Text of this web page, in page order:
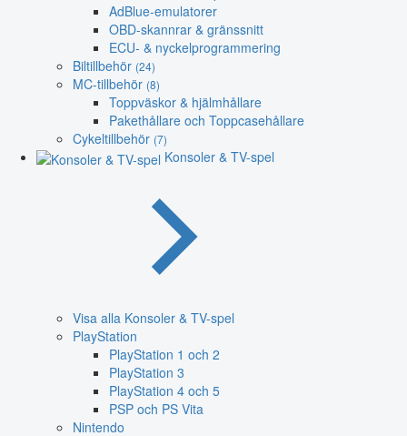
AdBlue-emulatorer
OBD-skannrar & gränssnitt
ECU- & nyckelprogrammering
Biltillbehör (24)
MC-tillbehör (8)
Toppväskor & hjälmhållare
Pakethållare och Toppcasehållare
Cykeltillbehör (7)
Konsoler & TV-spel
Visa alla Konsoler & TV-spel
PlayStation
PlayStation 1 och 2
PlayStation 3
PlayStation 4 och 5
PSP och PS Vita
Nintendo